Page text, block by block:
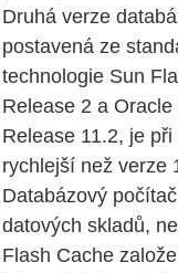
Druhá verze
postavená ze
technologie Sun
Release 2 a
Release 11.2, je
rychlejší než verze
Databázový
datových skladů,
Flash Cache